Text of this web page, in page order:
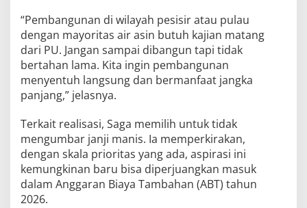
“Pembangunan di wilayah pesisir atau pulau
dengan mayoritas air asin butuh kajian matang
dari PU. Jangan sampai dibangun tapi tidak
bertahan lama. Kita ingin pembangunan
menyentuh langsung dan bermanfaat jangka
panjang,” jelasnya.
Terkait realisasi, Saga memilih untuk tidak
mengumbar janji manis. Ia memperkirakan,
dengan skala prioritas yang ada, aspirasi ini
kemungkinan baru bisa diperjuangkan masuk
dalam Anggaran Biaya Tambahan (ABT) tahun
2026.